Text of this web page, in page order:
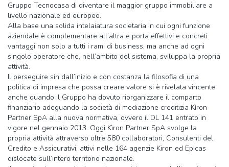
Gruppo Tecnocasa di diventare il maggior gruppo immobiliare a
livello nazionale ed europeo.
Alla base una solida intelaiatura societaria in cui ogni funzione
aziendale è complementare all’altra e porta effettivi e concreti
vantaggi non solo a tutti i rami di business, ma anche ad ogni
singolo operatore che, nell’ambito del sistema, sviluppa la propria
attività.
Il perseguire sin dall’inizio e con costanza la filosofia di una
politica di impresa che possa creare valore si è rivelata vincente
anche quando il Gruppo ha dovuto riorganizzare il comparto
finanziario adeguando la società di mediazione creditizia Kìron
Partner SpA alla nuova normativa, ovvero il DL 141 entrato in
vigore nel gennaio 2013. Oggi Kìron Partner SpA svolge la
propria attività attraverso oltre 580 collaboratori, Consulenti del
Credito e Assicurativi, attivi nelle 164 agenzie Kiron ed Epicas
dislocate sull’intero territorio nazionale.